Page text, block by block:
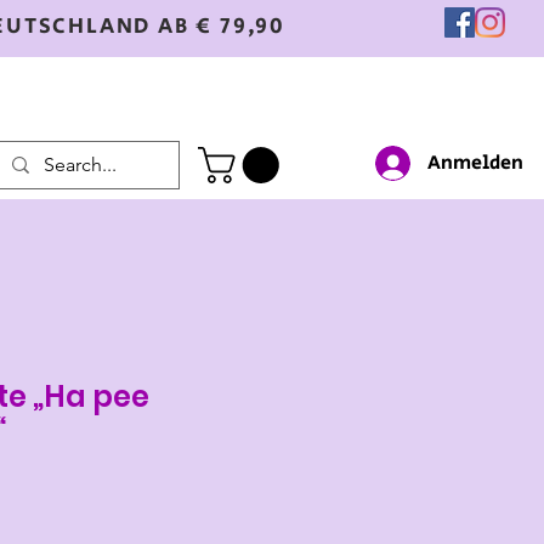
AB € 79,90
Anmelden
„Ha pee